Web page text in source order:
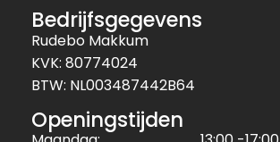
Bedrijfsgegevens
Rudebo Makkum
KVK: 80774024
BTW: NL003487442B64
Openingstijden